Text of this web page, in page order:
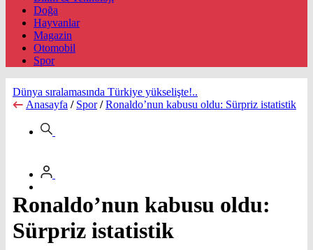
Doğa
Hayvanlar
Magazin
Otomobil
Spor
Dünya sıralamasında Türkiye yükselişte!..
Anasayfa / Spor / Ronaldo’nun kabusu oldu: Sürpriz istatistik
Ronaldo’nun kabusu oldu:
Sürpriz istatistik